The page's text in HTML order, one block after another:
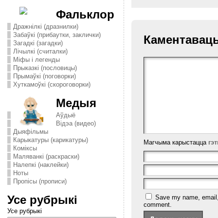
Фальклор
Дражнілкі (дразнилки)
Забаўкі (прибаутки, заклички)
Загадкі (загадки)
Лічылкі (считалки)
Міфы і легенды
Прыказкі (пословицы)
Прымаўкі (поговорки)
Хуткамоўкі (скороговорки)
Медыя
Аўдыё
Відэа (видео)
Дыяфільмы
Карыкатуры (карикатуры)
Комiксы
Маляванкі (раскраски)
Налепкі (наклейки)
Ноты
Пропісы (прописи)
Усе рубрыкі
Усе рубрыкі
Магчыма карыстацца
Save my name,
comment.